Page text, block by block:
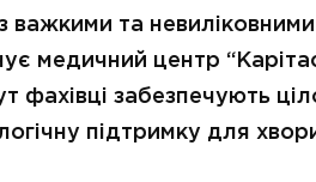
важкими та
медичний центр
фахівці забезпечують
підтримку для